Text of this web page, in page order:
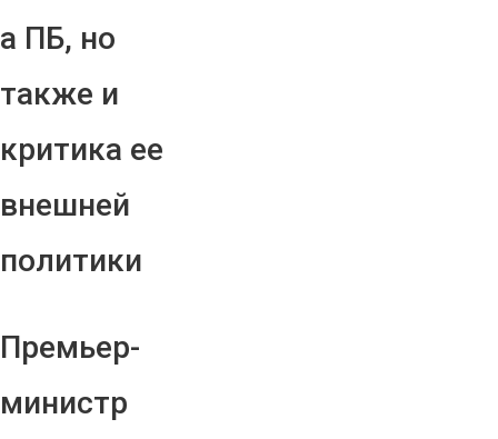
а ПБ, но
также и
критика ее
внешней
политики
Премьер-
министр